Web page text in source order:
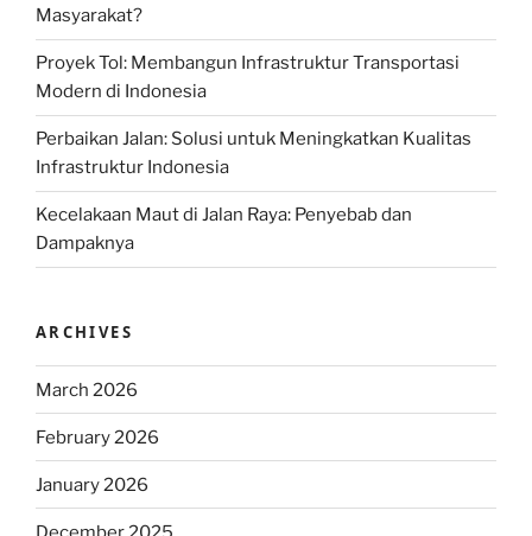
Masyarakat?
Proyek Tol: Membangun Infrastruktur Transportasi
Modern di Indonesia
Perbaikan Jalan: Solusi untuk Meningkatkan Kualitas
Infrastruktur Indonesia
Kecelakaan Maut di Jalan Raya: Penyebab dan
Dampaknya
ARCHIVES
March 2026
February 2026
January 2026